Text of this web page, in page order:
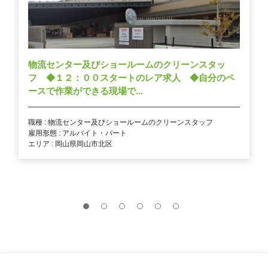
物流センター及びショールームのクリーンスタッ
フ ◆１２：００スタートのレア求人 ◆自分のペ
ースで作業ができる現場で...
職種 : 物流センター及びショールームのクリーンスタッフ
雇用形態 : アルバイト・パート
エリア : 岡山県岡山市北区